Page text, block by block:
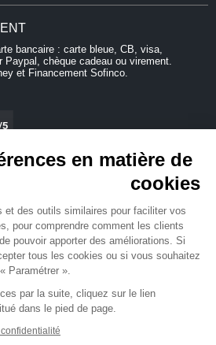
en matière de
cookies
et des outils similaires pour faciliter vos
pour comprendre comment les clients
pouvoir apporter des améliorations. Si
tous les cookies ou si vous souhaitez
Paramétrer ».
par la suite, cliquez sur le lien
dans le pied de page.